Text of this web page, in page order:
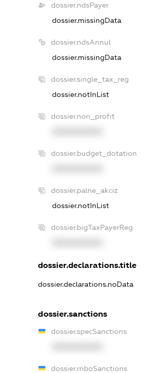
dossier.ndsPayer
dossier.missingData
dossier.ndsAnnul
dossier.missingData
dossier.single_tax_reg
dossier.notInList
dossier.non_profit
dossier.budget_dotation
dossier.palne_akciz
dossier.notInList
dossier.bigTaxPayerReg
dossier.declarations.title
dossier.declarations.noData
dossier.sanctions
dossier.specSanctions
dossier.rnboSanctions